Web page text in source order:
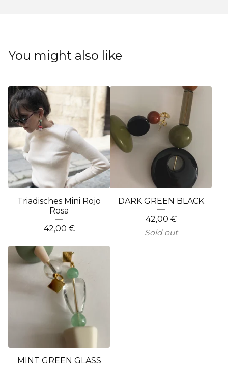
You might also like
Triadisches Mini Rojo
Rosa
42,00 €
DARK GREEN BLACK
42,00 €
Sold out
MINT GREEN GLASS